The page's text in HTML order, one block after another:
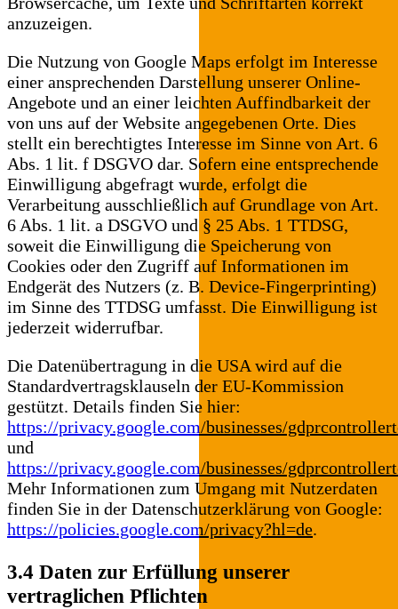
anzuzeigen.
Die Nutzung von Google Maps erfolgt im Interesse
einer ansprechenden Darstellung unserer Online-
Angebote und an einer leichten Auffindbarkeit der
von uns auf der Website angegebenen Orte. Dies
stellt ein berechtigtes Interesse im Sinne von Art. 6
Abs. 1 lit. f DSGVO dar. Sofern eine entsprechende
Einwilligung abgefragt wurde, erfolgt die
Verarbeitung ausschließlich auf Grundlage von Art.
6 Abs. 1 lit. a DSGVO und § 25 Abs. 1 TTDSG,
soweit die Einwilligung die Speicherung von
Cookies oder den Zugriff auf Informationen im
Endgerät des Nutzers (z. B. Device-Fingerprinting)
im Sinne des TTDSG umfasst. Die Einwilligung ist
jederzeit widerrufbar.
Die Datenübertragung in die USA wird auf die
Standardvertragsklauseln der EU-Kommission
gestützt. Details finden Sie hier:
https://privacy.google.com/businesses/
und
https://privacy.google.com/businesses/
Mehr Informationen zum Umgang mit Nutzerdaten
finden Sie in der Datenschutzerklärung von Google:
https://policies.google.com/privacy?hl=de.
3.4 Daten zur Erfüllung unserer
vertraglichen Pflichten